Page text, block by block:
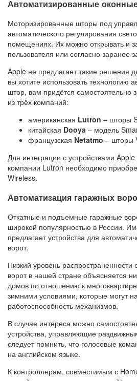
Автоматизированные
Моторизированные шторы под
автоматического регулирования
помещениях. Их можно открывать и
пользователя или согласно заранее
Apple не предлагает такие решения
вы хотите использовать технологию
штор, вам придётся самостоятельно
из трёх компаний:
американская Lutron – шторы
китайская Dooya – модель
французская Netatmo – шторы
Для интеграции с устройствами
компании Lutron необходимо
Wireless.
Автоматизация гаражных
Откатные и подъемные гаражные
широкой популярностью в России.
предлагает устройства для
ворот.
Низкий уровень
ворот в нашей стране объясняется
домов по отношению к
зимними условиями, которые могут
работоспособность механизмов.
В случае интереса можно
устройства, управляющие
следует помнить, что голосовые
на английском языке.
К контроллерам, совместимым с